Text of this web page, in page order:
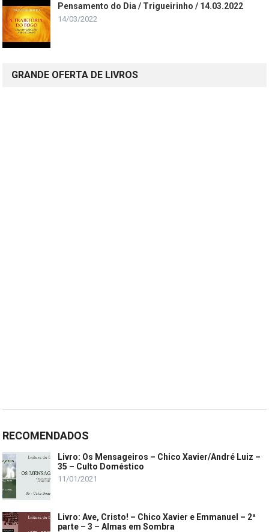
Pensamento do Dia / Trigueirinho / 14.03.2022
14/03/2022
GRANDE OFERTA DE LIVROS
RECOMENDADOS
Livro: Os Mensageiros – Chico Xavier/André Luiz –
35 – Culto Doméstico
11/01/2021
Livro: Ave, Cristo! – Chico Xavier e Emmanuel – 2ª
parte – 3 – Almas em Sombra